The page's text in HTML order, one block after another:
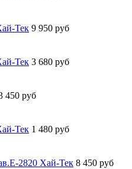
Тек 9 950 руб
Тек 3 680 руб
450 руб
Тек 1 480 руб
2820 Хай-Тек 8 450 руб